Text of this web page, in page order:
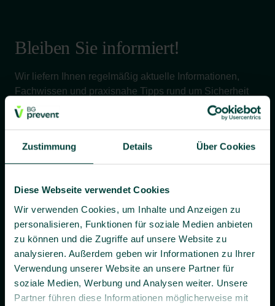
Zustimmung Details Über Cookies
Diese Webseite verwendet Cookies
Wir verwenden Cookies, um Inhalte und Anzeigen zu
personalisieren, Funktionen für soziale Medien anbieten
zu können und die Zugriffe auf unsere Website zu
analysieren. Außerdem geben wir Informationen zu Ihrer
Verwendung unserer Website an unsere Partner für
soziale Medien, Werbung und Analysen weiter. Unsere
Partner führen diese Informationen möglicherweise mit
Bleiben Sie informiert!
Wir liefern Ihnen regelmäßig aktuelle Informationen,
Fachwissen und praxisnahe Tipps rund um Sicherheit
und Gesundheit bei der Arbeit – verständlich, relevant
und zuverlässig.
Ja, ich willige bis auf Widerruf ein, dass BG prevent mir
zusenden darf.
Es gilt unsereDatenschutzerklärung.